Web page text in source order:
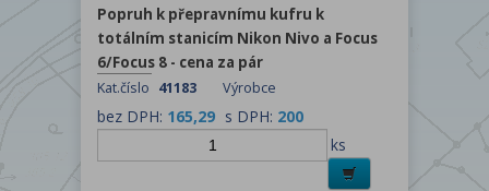
Popruh k přepravnímu kufru k
totálním stanicím Nikon Nivo a Focus
6/Focus 8 - cena za pár
Kat.číslo 41183 Výrobce
bez DPH: 165,29 s DPH: 200
ks